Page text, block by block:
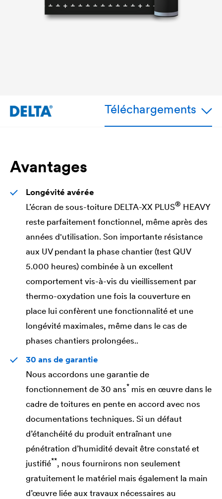
Téléchargements
Avantages
Longévité avérée
L’écran de sous-toiture DELTA-XX PLUS® HEAVY
reste parfaitement fonctionnel, même après des
années d'utilisation. Son importante résistance
aux UV pendant la phase chantier (test QUV
5.000 heures) combinée à un excellent
comportement vis-à-vis du vieillissement par
thermo-oxydation une fois la couverture en
place lui confèrent une fonctionnalité et une
longévité maximales, même dans le cas de
phases chantiers prolongées..
30 ans de garantie
Nous accordons une garantie de
fonctionnement de 30 ans* mis en œuvre dans le
cadre de toitures en pente en accord avec nos
documentations techniques. Si un défaut
d’étanchéité du produit entraînant une
pénétration d’humidité devait être constaté et
justifié**, nous fournirons non seulement
gratuitement le matériel mais également la main
d’œuvre liée aux travaux nécessaires au